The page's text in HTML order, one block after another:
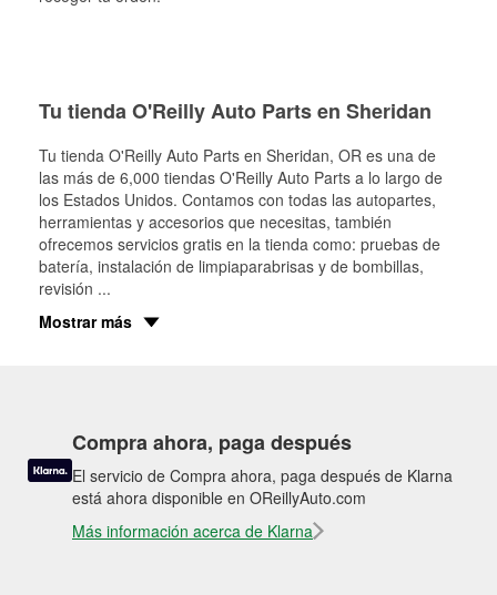
Tu tienda O'Reilly Auto Parts en Sheridan
Tu tienda O'Reilly Auto Parts en Sheridan, OR es una de
las más de 6,000 tiendas O'Reilly Auto Parts a lo largo de
los Estados Unidos. Contamos con todas las autopartes,
herramientas y accesorios que necesitas, también
ofrecemos servicios gratis en la tienda como: pruebas de
batería, instalación de limpiaparabrisas y de bombillas,
revisión ...
Mostrar más
Compra ahora, paga después
El servicio de Compra ahora, paga después de Klarna
está ahora disponible en OReillyAuto.com
Más información acerca de Klarna